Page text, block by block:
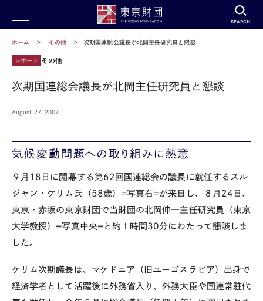
SEARCH
ホーム その他 次期国連総会議長が北岡主任研究員と懇談
レポート その他
次期国連総会議長が北岡主任研究員と懇談
August 27, 2007
気候変動問題への取り組みに熱意
９月18日に開幕する第62回国連総会の議長に就任するスル
ジャン・ケリム氏（58歳）=写真右=が来日し、８月24日、
東京・赤坂の東京財団で当財団の北岡伸一主任研究員（東京
大学教授）=写真中央=と約１時間30分にわたって懇談しま
した。
ケリム次期議長は、マケドニア（旧ユーゴスラビア）出身で
経済学者として活躍後に外務省入り、外務大臣や国連常駐代